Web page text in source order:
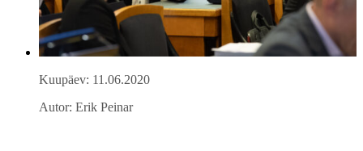
Kuupäev: 11.06.2020
Autor: Erik Peinar